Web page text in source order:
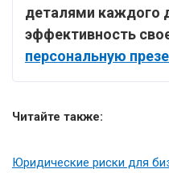
деталями каждого
эффективность
персональную
Читайте также:
Юридические риски для